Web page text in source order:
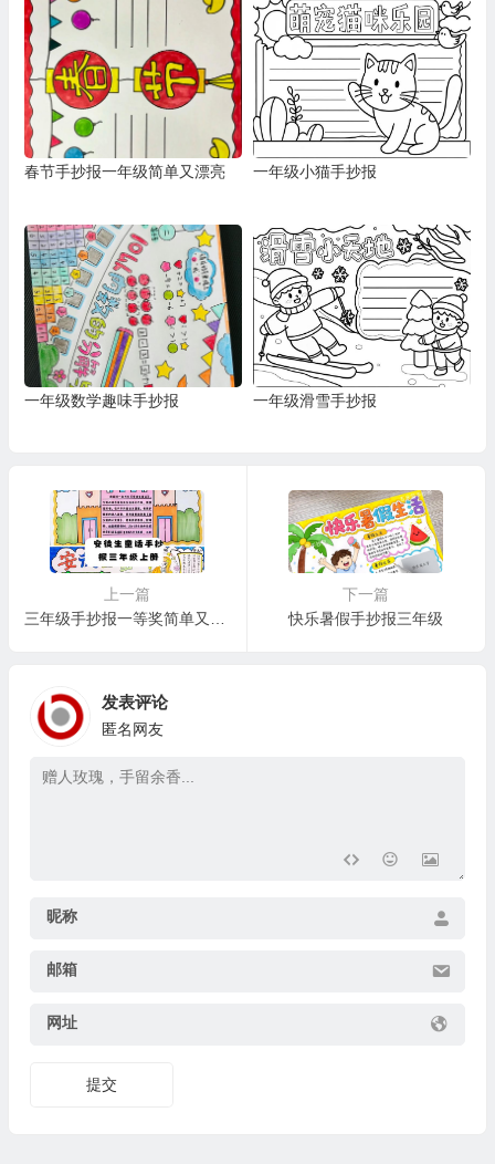
春节手抄报一年级简单又漂亮 一年级小猫手抄报
一年级数学趣味手抄报 一年级滑雪手抄报
上一篇
三年级手抄报一等奖简单又漂亮
下一篇
快乐暑假手抄报三年级
发表评论
匿名网友
昵称
邮箱
网址
提交